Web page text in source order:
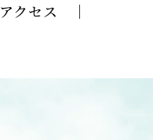
アクセス